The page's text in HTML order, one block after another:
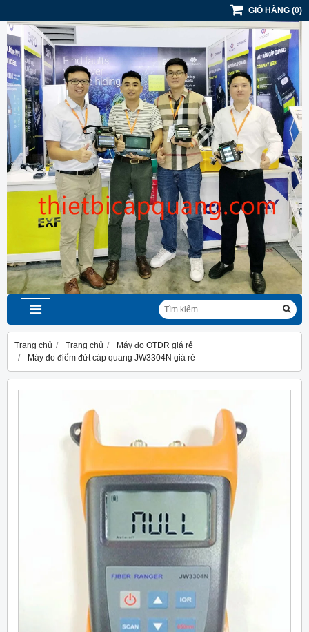
GIỎ HÀNG (0)
Trang chủ Trang chủ
Máy đo OTDR giá rẻ
Máy đo điểm đứt cáp quang JW3304N giá rẻ